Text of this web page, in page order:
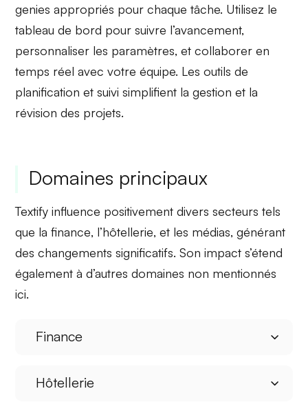
genies appropriés pour chaque tâche. Utilisez le
tableau de bord pour suivre l’avancement,
personnaliser les paramètres, et collaborer en
temps réel avec votre équipe. Les outils de
planification et suivi simplifient la gestion et la
révision des projets.
Domaines principaux
Textify influence positivement divers secteurs tels
que lafinance, l’hôtellerie, et les médias, générant
des changements significatifs. Son impact s’étend
également à d’autres domaines non mentionnés
ici.
Finance
Hôtellerie